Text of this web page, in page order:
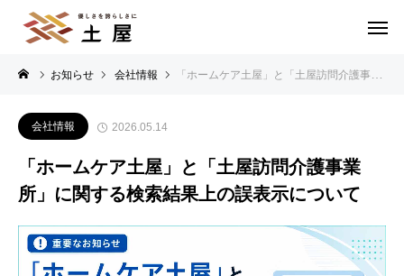
お知らせ 会社情報 「ホームケア土屋」と「土屋訪問介護事業所」に関する検索結果上の誤表示について
会社情報 2026.05.14
「ホームケア土屋」と「土屋訪問介護事業
所」に関する検索結果上の誤表示について